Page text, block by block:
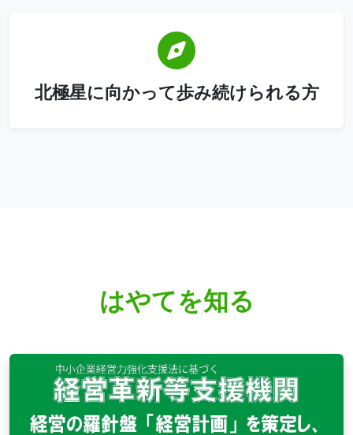
北極星に向かって歩み続けられる方
はやてを知る